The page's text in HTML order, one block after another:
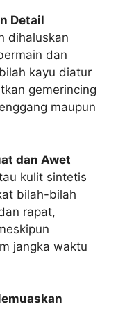
Detail
dihaluskan
dan
kayu diatur
gemerincing
maupun
dan Awet
kulit sintetis
bilah-bilah
rapat,
jangka waktu